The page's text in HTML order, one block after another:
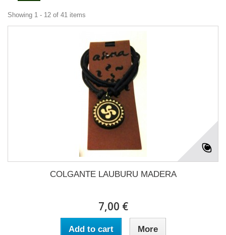
Showing 1 - 12 of 41 items
COLGANTE LAUBURU MADERA
7,00 €
Add to cart More